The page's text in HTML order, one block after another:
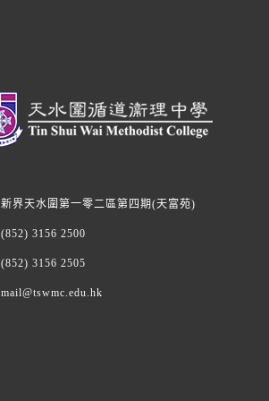
新界天水圍第一零二區第四期(天富苑)
(852) 3156 2500
(852) 3156 2505
mail@tswmc.edu.hk